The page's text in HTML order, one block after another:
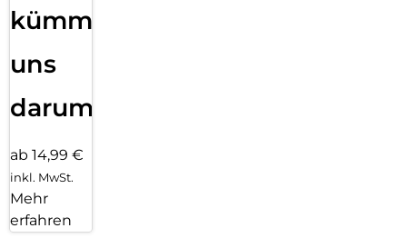
kümmern
uns
darum!
ab 14,99 €
inkl. MwSt.
Mehr
erfahren